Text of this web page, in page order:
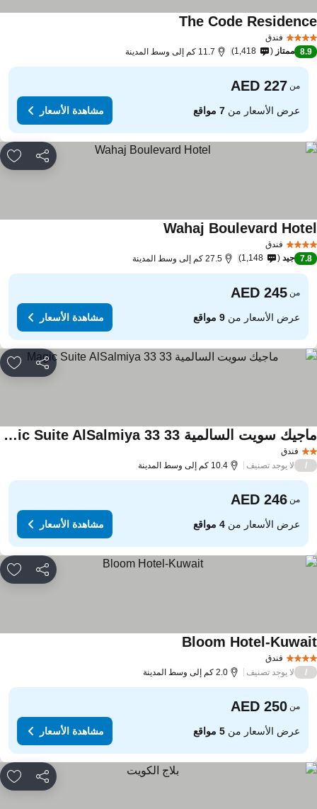
فندق
The Code
8.9 ممتاز 1,418 11.7 كم إلى وسط المدينة
من
عرض الأسعار من7 مواقع مشاهدة الأسعار
مشاركة
فندق
Wahaj Boulevard
7.8 جيد 1,148 27.5 كم إلى وسط المدينة
من
عرض الأسعار من9 مواقع مشاهدة الأسعار
مشاركة
فندق
ماجيك سويت السالمية 33 Magic Suite AlSalmiya 33
لا يوجد تصنيف 10.4 كم إلى وسط المدينة
من
عرض الأسعار من4 مواقع مشاهدة الأسعار
مشاركة
فندق
Bloom Hotel-
لا يوجد تصنيف 2.0 كم إلى وسط المدينة
من
عرض الأسعار من5 مواقع مشاهدة الأسعار
مشاركة